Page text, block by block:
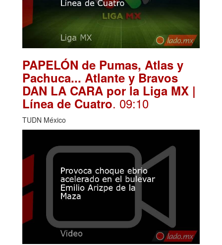
PAPELÓN de Pumas, Atlas y
Pachuca... Atlante y Bravos
DAN LA CARA por la Liga MX |
Línea de Cuatro. 09:10
TUDN México